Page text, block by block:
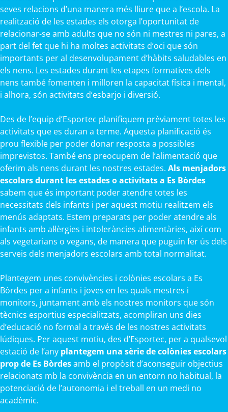
seves relacions d’una manera més lliure que a l’escola. La
realització de les estades els otorga l’oportunitat de
relacionar-se amb adults que no són ni mestres ni pares, a
part del fet que hi ha moltes activitats d’oci que són
importants per al desenvolupament d’hàbits saludables en
els nens. Les estades durant les etapes formatives dels
nens també fomenten i milloren la capacitat física i mental,
i alhora, són activitats d’esbarjo i diversió.
Des de l’equip d’Esportec planifiquem prèviament totes les
activitats que es duran a terme. Aquesta planificació és
prou flexible per poder donar resposta a possibles
imprevistos. També ens preocupem de l’alimentació que
oferim als nens durant les nostres estades. Als menjadors
escolars durant les estades o activitats a Es Bòrdes
sabem que és important poder atendre totes les
necessitats dels infants i per aquest motiu realitzem els
menús adaptats. Estem preparats per poder atendre als
infants amb al·lèrgies i intoleràncies alimentàries, així com
als vegetarians o vegans, de manera que puguin fer ús dels
serveis dels menjadors escolars amb total normalitat.
Plantegem unes convivències i colònies escolars a Es
Bòrdes per a infants i joves en les quals mestres i
monitors, juntament amb els nostres monitors que són
tècnics esportius especialitzats, acompliran uns dies
d’educació no formal a través de les nostres activitats
lúdiques. Per aquest motiu, des d’Esportec, per a qualsevol
estació de l’any plantegem una sèrie de colònies escolars
prop de Es Bòrdesamb el propòsit d’aconseguir objectius
relacionats mb la convivència en un entorn no habitual, la
potenciació de l’autonomia i el treball en un medi no
acadèmic.